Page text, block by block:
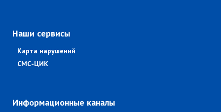
Наши сервисы
Карта нарушений
СМС-ЦИК
Информационные каналы